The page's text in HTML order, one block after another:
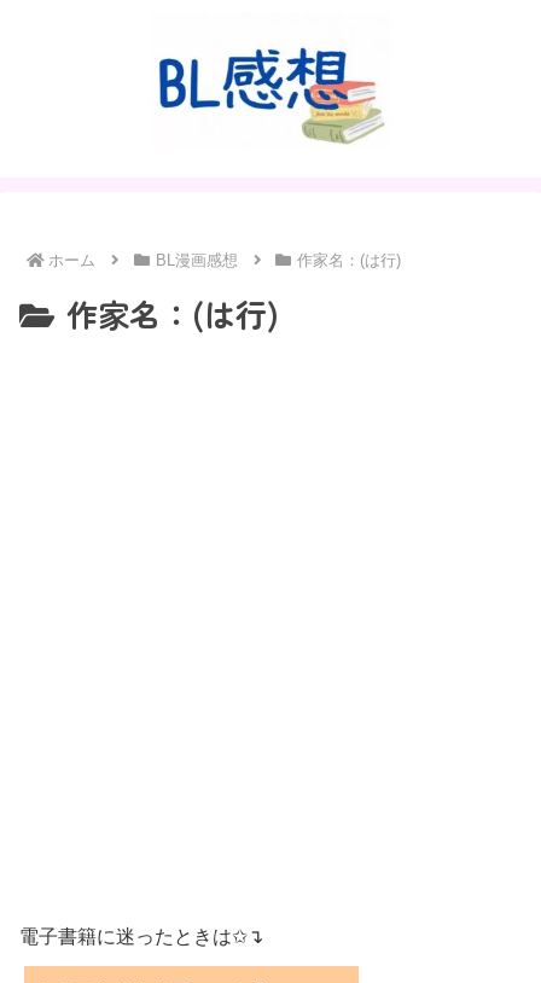
ホーム BL漫画感想 作家名：(は行)
作家名：(は行)
電子書籍に迷ったときは✩↴